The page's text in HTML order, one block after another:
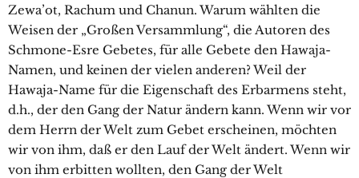
Zewa’ot, Rachum und Chanun. Warum wählten die
Weisen der „Großen Versammlung“, die Autoren des
Schmone-Esre Gebetes, für alle Gebete den Hawaja-
Namen, und keinen der vielen anderen? Weil der
Hawaja-Name für die Eigenschaft des Erbarmens steht,
d.h., der den Gang der Natur ändern kann. Wenn wir vor
dem Herrn der Welt zum Gebet erscheinen, möchten
wir von ihm, daß er den Lauf der Welt ändert. Wenn wir
von ihm erbitten wollten, den Gang der Welt